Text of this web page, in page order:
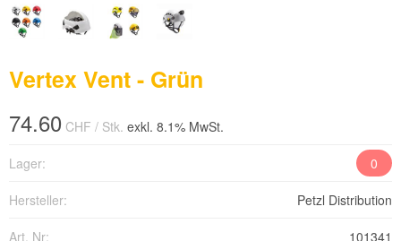
Vertex Vent - Grün
74.60 CHF / Stk. exkl. 8.1% MwSt.
Lager: 0
Hersteller: Petzl Distribution
Art. Nr: 101341